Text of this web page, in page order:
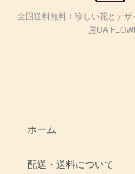
全国送料無料！珍しい花とデ
屋UA
ホーム
配送・送料について